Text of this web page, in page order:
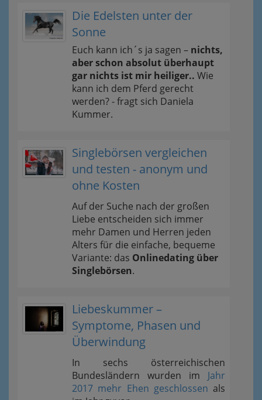
Die Edelsten unter der
Sonne
Euch kann ich´s ja sagen – nichts,
aber schon absolut überhaupt
gar nichts ist mir heiliger.. Wie
kann ich dem Pferd gerecht
werden? - fragt sich Daniela
Kummer.
Singlebörsen vergleichen
und testen - anonym und
ohne Kosten
Auf der Suche nach der großen
Liebe entscheiden sich immer
mehr Damen und Herren jeden
Alters für die einfache, bequeme
Variante: das Onlinedating über
Singlebörsen.
Liebeskummer –
Symptome, Phasen und
Überwindung
In sechs österreichischen
Bundesländern wurden im Jahr
2017 mehr Ehen geschlossen als